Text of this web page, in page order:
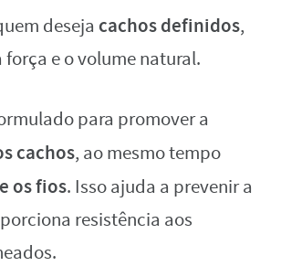
deseja cachos definidos,
força e o volume natural.
para promover a
cachos, ao mesmo tempo
os fios. Isso ajuda a prevenir a
resistência aos